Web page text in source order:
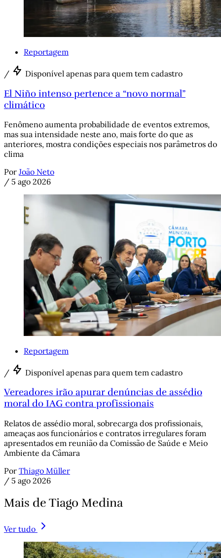
Reportagem
/ Disponível apenas para quem tem cadastro
El Niño intenso pertence a “novo normal”
climático
Fenômeno aumenta probabilidade de eventos extremos,
mas sua intensidade neste ano, mais forte do que as
anteriores, mostra condições especiais nos parâmetros do
clima
Por João Neto
/ 5 ago 2026
Reportagem
/ Disponível apenas para quem tem cadastro
Vereadores irão apurar denúncias de assédio
moral do IAG contra profissionais
Relatos de assédio moral, sobrecarga dos profissionais,
ameaças aos funcionários e contratos irregulares foram
apresentados em reunião da Comissão de Saúde e Meio
Ambiente da Câmara
Por Thiago Müller
/ 5 ago 2026
Mais de Tiago Medina
Ver tudo